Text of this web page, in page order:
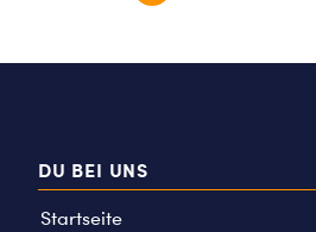
DU BEI UNS
Startseite